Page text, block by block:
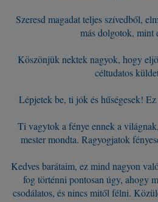
Szeresd magadat teljes szívedből,
más dolgotok, mint
Köszönjük nektek nagyok, hogy
céltudatos
Lépjetek be, ti jók és hűségesek!
Ti vagytok a fénye ennek a
mester mondta. Ragyogjatok
Kedves barátaim, ez mind nagyon
fog történni pontosan úgy, ahogy
csodálatos, és nincs mitől félni.